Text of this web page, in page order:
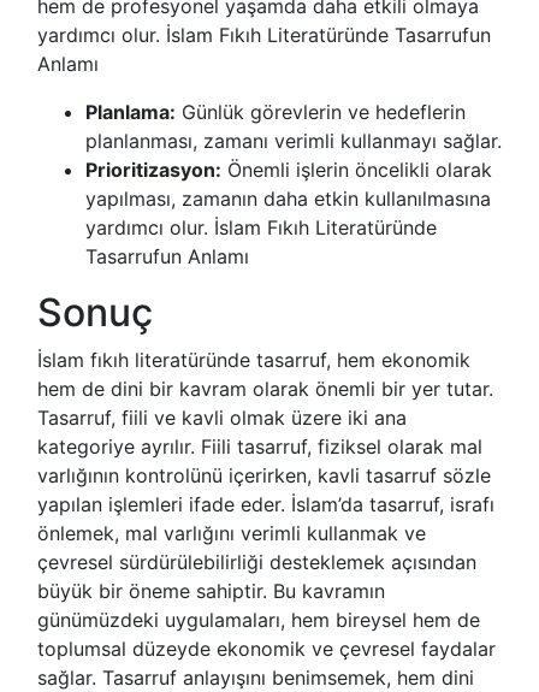
hem de profesyonel yaşamda daha etkili olmaya
yardımcı olur. İslam Fıkıh Literatüründe Tasarrufun
Anlamı
Planlama: Günlük görevlerin ve hedeflerin
planlanması, zamanı verimli kullanmayı sağlar.
Prioritizasyon: Önemli işlerin öncelikli olarak
yapılması, zamanın daha etkin kullanılmasına
yardımcı olur. İslam Fıkıh Literatüründe
Tasarrufun Anlamı
Sonuç
İslam fıkıh literatüründe tasarruf, hem ekonomik
hem de dini bir kavram olarak önemli bir yer tutar.
Tasarruf, fiili ve kavli olmak üzere iki ana
kategoriye ayrılır. Fiili tasarruf, fiziksel olarak mal
varlığının kontrolünü içerirken, kavli tasarruf sözle
yapılan işlemleri ifade eder. İslam’da tasarruf, israfı
önlemek, mal varlığını verimli kullanmak ve
çevresel sürdürülebilirliği desteklemek açısından
büyük bir öneme sahiptir. Bu kavramın
günümüzdeki uygulamaları, hem bireysel hem de
toplumsal düzeyde ekonomik ve çevresel faydalar
sağlar. Tasarruf anlayışını benimsemek, hem dini